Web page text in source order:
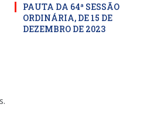
PAUTA DA 64ª SESSÃO
ORDINÁRIA, DE 15 DE
DEZEMBRO DE 2023